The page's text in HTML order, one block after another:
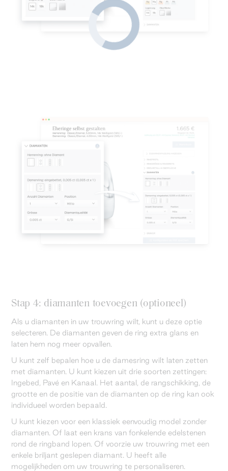
Stap 4: diamanten toevoegen (optioneel)
Als u diamanten in uw trouwring wilt, kunt u deze optie
selecteren. De diamanten geven de ring extra glans en
laten hem nog meer opvallen.
U kunt zelf bepalen hoe u de damesring wilt laten zetten
met diamanten. U kunt kiezen uit drie soorten zettingen:
Ingebed, Pavé en Kanaal. Het aantal, de rangschikking, de
grootte en de positie van de diamanten op de ring kan ook
individueel worden bepaald.
U kunt kiezen voor een klassiek eenvoudig model zonder
diamanten. Of laat een krans van fonkelende edelstenen
rond de ringband lopen. Of voorzie uw trouwring met een
enkele briljant geslepen diamant. U heeft alle
mogelijkheden om uw trouwring te personaliseren.